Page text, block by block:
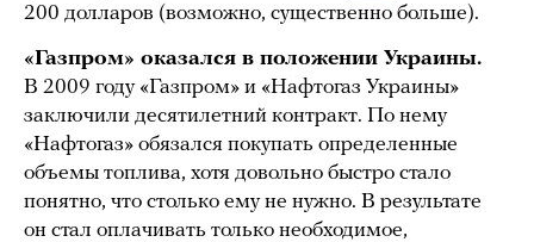
200 долларов (возможно, существенно больше).
«Газпром» оказался в положении Украины.
В 2009 году «Газпром» и «Нафтогаз Украины»
заключили десятилетний контракт. По нему
«Нафтогаз» обязался покупать определенные
объемы топлива, хотя довольно быстро стало
понятно, что столько ему не нужно. В результате
он стал оплачивать только необходимое,